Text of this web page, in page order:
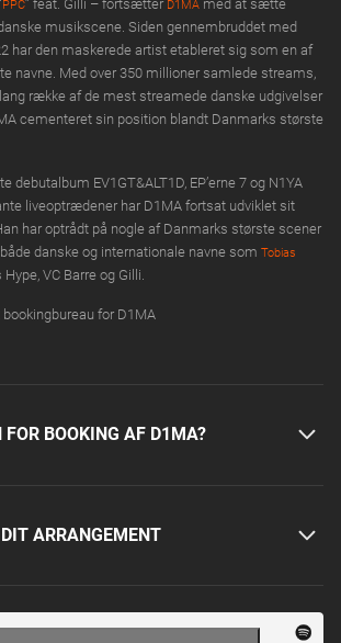
PPC” feat. Gilli – fortsætter D1MA med at sætte
musikscene. Siden gennembruddet med
har den maskerede artist etableret sig som en af
navne. Med over 350 millioner samlede streams,
række af de mest streamede danske udgivelser
cementeret sin position blandt Danmarks største
debutalbum EV1GT&ALT1D, EP’erne 7 og N1YA
liveoptrædener har D1MA fortsat udviklet sit
har optrådt på nogle af Danmarks største scener
danske og internationale navne som Tobias
Hype, VC Barre og Gilli.
for D1MA
FOR BOOKING AF D1MA?
ARRANGEMENT